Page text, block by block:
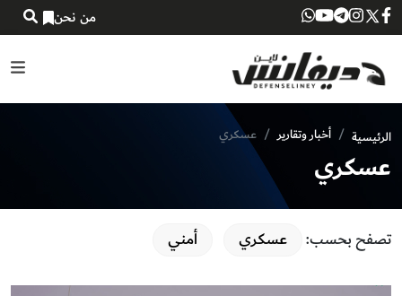
من نحن
الرئيسية أخبار وتقارير عسكري
عسكري
تصفح بحسب: عسكري أمني